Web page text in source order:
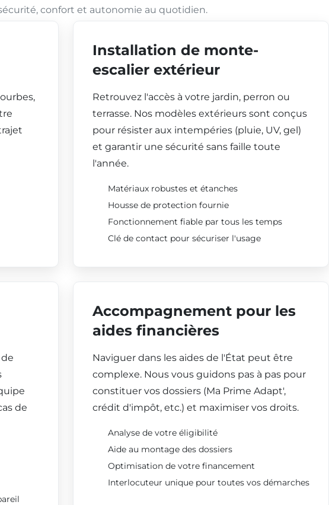
confort et autonomie au quotidien.
Installation de monte-
escalier extérieur
Retrouvez l'accès à votre jardin, perron ou
terrasse. Nos modèles extérieurs sont conçus
pour résister aux intempéries (pluie, UV, gel)
et garantir une sécurité sans faille toute
l'année.
Matériaux robustes et étanches
Housse de protection fournie
Fonctionnement fiable par tous les temps
Clé de contact pour sécuriser l'usage
de
Accompagnement pour les
aides financières
Naviguer dans les aides de l'État peut être
complexe. Nous vous guidons pas à pas pour
constituer vos dossiers (Ma Prime Adapt',
crédit d'impôt, etc.) et maximiser vos droits.
Analyse de votre éligibilité
Aide au montage des dossiers
Optimisation de votre financement
Interlocuteur unique pour toutes vos démarches